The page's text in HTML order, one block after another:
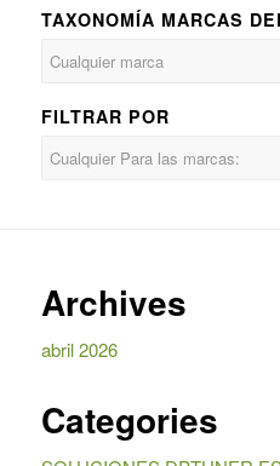
TAXONOMÍA MARCAS
FILTRAR POR
Archives
abril 2026
Categories